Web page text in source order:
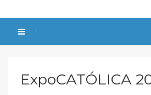
ExpoCATÓLICA